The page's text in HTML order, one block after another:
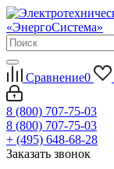
Сравнение0
8 (800) 707-75-03
8 (800) 707-75-03
+ (495) 648-68-28
Заказать звонок